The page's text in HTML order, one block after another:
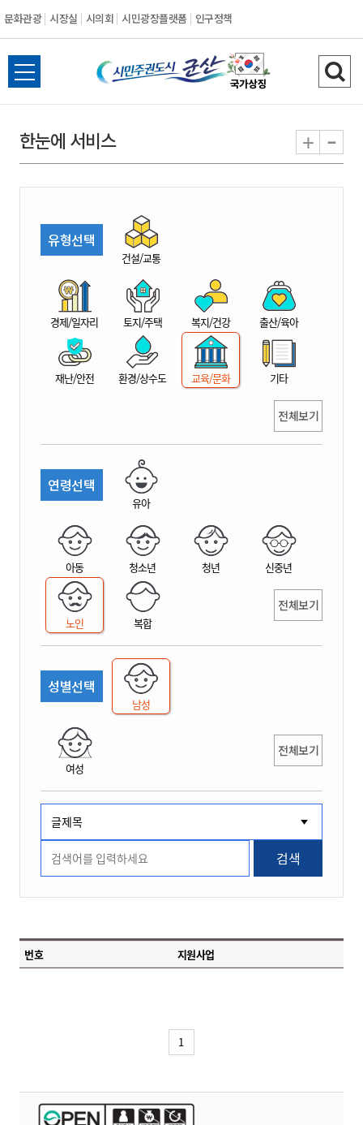
문화관광 시장실 시의회 시민광장플랫폼 인구정책
시
민
권
시
산
전
체
뉴
열
검
색
기
한눈에 서비스 + -
유형선택
건설/교통
경제/일자리 토지/주택 복지/건강 출산/육아
재난/안전 환경/상수도 교육/문화 기타
전체보기
연령선택
유아
아동 청소년 청년 신중년
노인 복합
전체보기
성별선택
남성
여성
전체보기
검색
번호 지원사업
1